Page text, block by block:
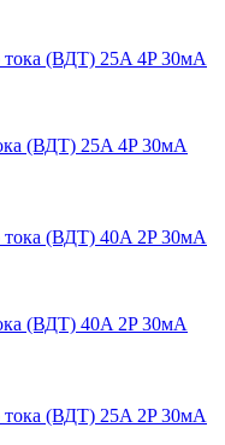
(ВДТ) 25A 4P 30мА
(ВДТ) 40A 2P 30мА